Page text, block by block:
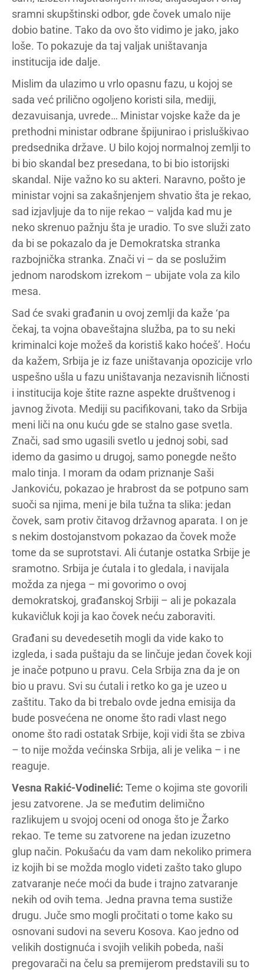
sramni skupštinski odbor, gde čovek umalo nije
dobio batine. Tako da ovo što vidimo je jako, jako
loše. To pokazuje da taj valjak uništavanja
institucija ide dalje.
Mislim da ulazimo u vrlo opasnu fazu, u kojoj se
sada već prilično ogoljeno koristi sila, mediji,
dezavuisanja, uvrede… Ministar vojske kaže da je
prethodni ministar odbrane špijunirao i prisluškivao
predsednika države. U bilo kojoj normalnoj zemlji to
bi bio skandal bez presedana, to bi bio istorijski
skandal. Nije važno ko su akteri. Naravno, pošto je
ministar vojni sa zakašnjenjem shvatio šta je rekao,
sad izjavljuje da to nije rekao – valjda kad mu je
neko skrenuo pažnju šta je uradio. To sve služi zato
da bi se pokazalo da je Demokratska stranka
razbojnička stranka. Znači vi – da se poslužim
jednom narodskom izrekom – ubijate vola za kilo
mesa.
Sad će svaki građanin u ovoj zemlji da kaže ‘pa
čekaj, ta vojna obaveštajna služba, pa to su neki
kriminalci koje možeš da koristiš kako hoćeš’. Hoću
da kažem, Srbija je iz faze uništavanja opozicije vrlo
uspešno ušla u fazu uništavanja nezavisnih ličnosti
i institucija koje štite razne aspekte društvenog i
javnog života. Mediji su pacifikovani, tako da Srbija
meni liči na onu kuću gde se stalno gase svetla.
Znači, sad smo ugasili svetlo u jednoj sobi, sad
idemo da gasimo u drugoj, samo ponegde nešto
malo tinja. I moram da odam priznanje Saši
Jankoviću, pokazao je hrabrost da se potpuno sam
suoči sa njima, meni je bila tužna ta slika: jedan
čovek, sam protiv čitavog državnog aparata. I on je
s nekim dostojanstvom pokazao da čovek može
tome da se suprotstavi. Ali ćutanje ostatka Srbije je
sramotno. Srbija je ćutala i to gledala, i navijala
možda za njega – mi govorimo o ovoj
demokratskoj, građanskoj Srbiji – ali je pokazala
kukavičluk koji ja kao čovek neću zaboraviti.
Građani su devedesetih mogli da vide kako to
izgleda, i sada puštaju da se linčuje jedan čovek koji
je inače potpuno u pravu. Cela Srbija zna da je on
bio u pravu. Svi su ćutali i retko ko ga je uzeo u
zaštitu. Tako da bi trebalo ovde jedna emisija da
bude posvećena ne onome što radi vlast nego
onome što radi ostatak Srbije, koji vidi šta se zbiva
– to nije možda većinska Srbija, ali je velika – i ne
reaguje.
Vesna Rakić-Vodinelić: Teme o kojima ste govorili
jesu zatvorene. Ja se međutim delimično
razlikujem u svojoj oceni od onoga što je Žarko
rekao. Te teme su zatvorene na jedan izuzetno
glup način. Pokušaću da vam dam nekoliko primera
iz kojih bi se možda moglo videti zašto tako glupo
zatvaranje neće moći da bude i trajno zatvaranje
nekih od ovih tema. Jedna pravna tema sustiže
drugu. Juče smo mogli pročitati o tome kako su
osnovani sudovi na severu Kosova. Kao jedno od
velikih dostignuća i svojih velikih pobeda, naši
pregovarači na čelu sa premijerom predstavili su to